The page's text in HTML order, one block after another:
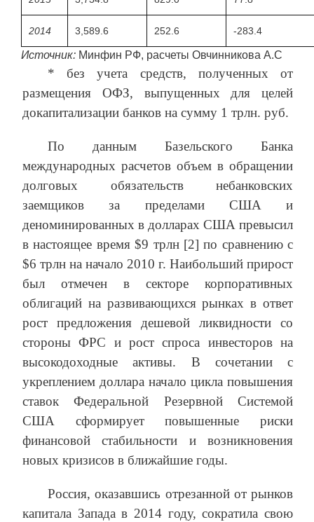
2014 3,589.6 252.6 -283.4
Источник: Минфин РФ, расчеты Овчинникова А.С
* без учета средств, полученных от
размещения ОФЗ, выпущенных для целей
докапитализации банков на сумму 1 трлн. руб.
По данным Базельского Банка
международных расчетов объем в обращении
долговых обязательств небанковских
заемщиков за пределами США и
деноминированных в долларах США превысил
в настоящее время $9 трлн [2] по сравнению с
$6 трлн на начало 2010 г. Наибольший прирост
был отмечен в секторе корпоративных
облигаций на развивающихся рынках в ответ
рост предложения дешевой ликвидности со
стороны ФРС и рост спроса инвесторов на
высокодоходные активы. В сочетании с
укреплением доллара начало цикла повышения
ставок Федеральной Резервной Системой
США сформирует повышенные риски
финансовой стабильности и возникновения
новых кризисов в ближайшие годы.
Россия, оказавшись отрезанной от рынков
капитала Запада в 2014 году, сократила свою